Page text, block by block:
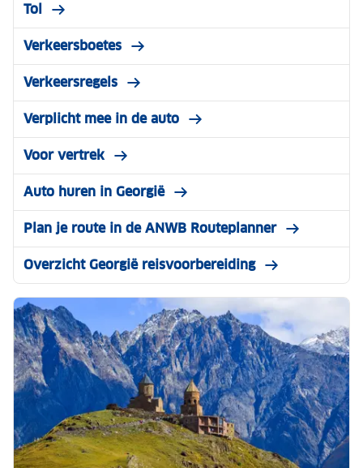
Tol
Verkeersboetes
Verkeersregels
Verplicht mee in de auto
Voor vertrek
Auto huren in Georgië
Plan je route in de ANWB Routeplanner
Overzicht Georgië reisvoorbereiding